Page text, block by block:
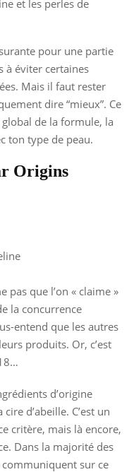
et les perles de
pour une partie
à éviter certaines
Mais il faut rester
dire “mieux”. Ce
de la formule, la
ton type de peau.
Origins
pas que l’on « claime »
la concurrence
entend que les autres
produits. Or, c’est
d’origine
d’abeille. C’est un
critère, mais là encore,
Dans la majorité des
sur ce